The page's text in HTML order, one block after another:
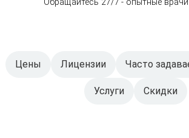
Цены Лицензии Часто
Услуги Скидки